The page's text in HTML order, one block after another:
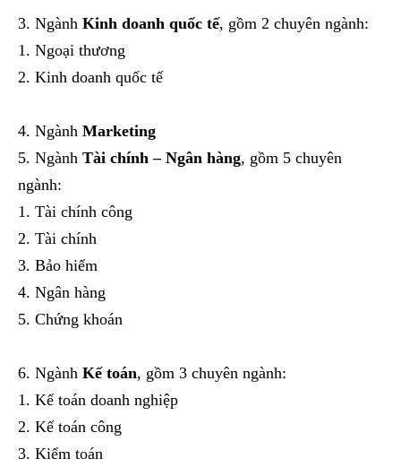
Ngành Kinh doanh quốc tế, gồm 2 chuyên ngành:
Ngoại thương
Kinh doanh quốc tế
Ngành Marketing
Ngành Tài chính – Ngân hàng, gồm 5 chuyên
ngành:
Tài chính công
Tài chính
Bảo hiểm
Ngân hàng
Chứng khoán
Ngành Kế toán, gồm 3 chuyên ngành:
Kế toán doanh nghiệp
Kế toán công
Kiểm toán